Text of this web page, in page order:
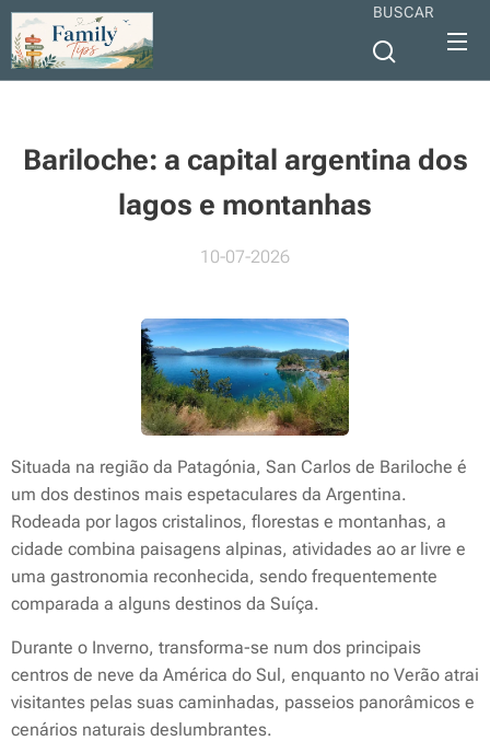
BUSCAR
Bariloche: a capital argentina dos
lagos e montanhas
10-07-2026
Situada na região da Patagónia, San Carlos de Bariloche é
um dos destinos mais espetaculares da Argentina.
Rodeada por lagos cristalinos, florestas e montanhas, a
cidade combina paisagens alpinas, atividades ao ar livre e
uma gastronomia reconhecida, sendo frequentemente
comparada a alguns destinos da Suíça.
Durante o Inverno, transforma-se num dos principais
centros de neve da América do Sul, enquanto no Verão atrai
visitantes pelas suas caminhadas, passeios panorâmicos e
cenários naturais deslumbrantes.